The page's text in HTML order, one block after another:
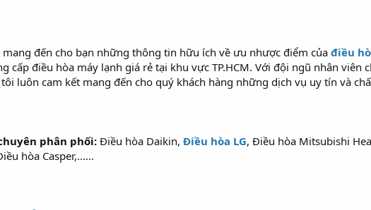
đến cho bạn những thông tin hữu ích về ưu nhược điểm của điều
cấp điều hòa máy lạnh giá rẻ tại khu vực TP.HCM. Với đội ngũ nhân
luôn cam kết mang đến cho quý khách hàng những dịch vụ uy tín và
phân phối: Điều hòa Daikin, Điều hòa LG, Điều hòa Mitsubishi
hòa Casper,......